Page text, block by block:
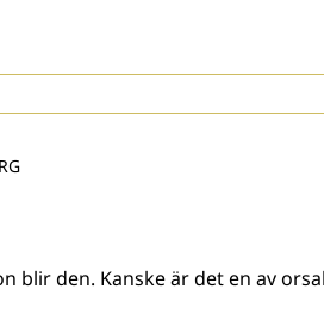
blir den. Kanske är det en av